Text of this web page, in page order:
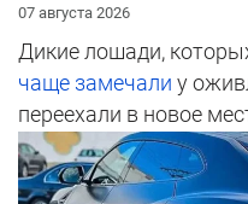
07 августа 2026
Дикие лошади,
чаще замечали у
переехали в новое